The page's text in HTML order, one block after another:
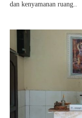
dan kenyamanan ruang..